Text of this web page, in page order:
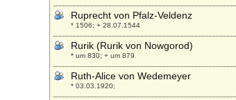
Ruprecht von Pfalz-Veldenz
* 1506; + 28.07.1544
Rurik (Rurik von Nowgorod)
* um 830; + um 879
Ruth-Alice von Wedemeyer
* 03.03.1920;